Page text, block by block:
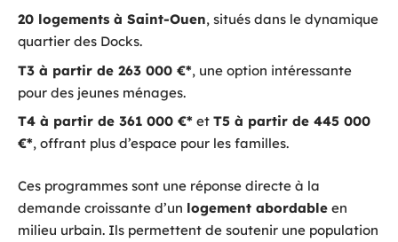
20 logements à Saint-Ouen, situés dans le dynamique
quartier des Docks.
T3 à partir de 263 000 €*, une option intéressante
pour des jeunes ménages.
T4 à partir de 361 000 €* et T5 à partir de 445 000
€*, offrant plus d’espace pour les familles.
Ces programmes sont une réponse directe à la
demande croissante d’un logement abordable en
milieu urbain. Ils permettent de soutenir une population